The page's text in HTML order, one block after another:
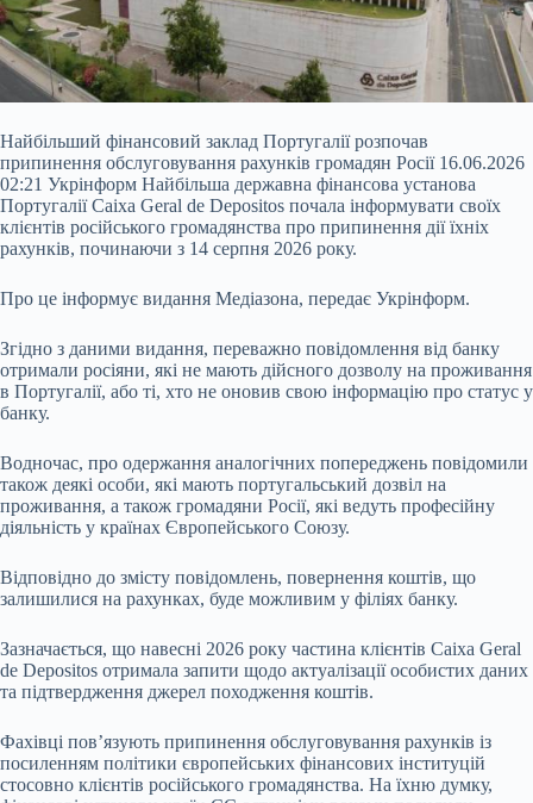
Найбільший фінансовий заклад Португалії розпочав
припинення обслуговування рахунків громадян Росії 16.06.2026
02:21 Укрінформ Найбільша державна фінансова установа
Португалії Caixa Geral de Depositos почала інформувати своїх
клієнтів російського громадянства про припинення дії їхніх
рахунків, починаючи з 14 серпня 2026 року.
Про це інформує видання Медіазона, передає Укрінформ.
Згідно з даними видання, переважно повідомлення від банку
отримали росіяни, які не мають дійсного дозволу на проживання
в Португалії, або ті, хто не оновив свою інформацію про статус у
банку.
Водночас, про одержання аналогічних попереджень повідомили
також деякі особи, які мають португальський дозвіл на
проживання, а також громадяни Росії, які ведуть професійну
діяльність у країнах Європейського Союзу.
Відповідно до змісту повідомлень, повернення коштів, що
залишилися на рахунках, буде можливим у філіях банку.
Зазначається, що навесні 2026 року частина клієнтів Caixa Geral
de Depositos отримала запити щодо актуалізації особистих даних
та підтвердження джерел походження коштів.
Фахівці пов’язують припинення обслуговування рахунків із
посиленням політики європейських фінансових інституцій
стосовно клієнтів російського громадянства. На їхню думку,